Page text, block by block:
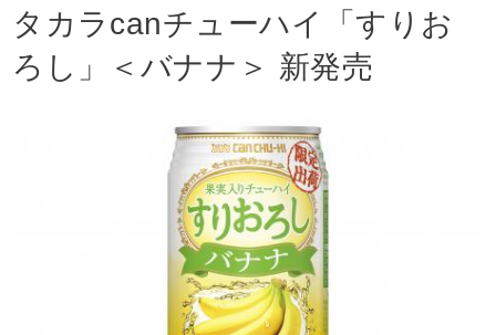
タカラcanチューハイ「すりお
ろし」＜バナナ＞ 新発売